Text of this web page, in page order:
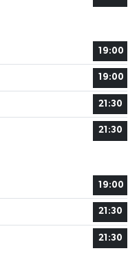
19:00
19:00
21:30
21:30
19:00
21:30
21:30